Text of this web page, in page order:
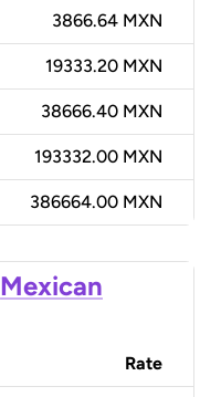
3866.64 MXN
19333.20 MXN
38666.40 MXN
193332.00 MXN
386664.00 MXN
Mexican
Rate